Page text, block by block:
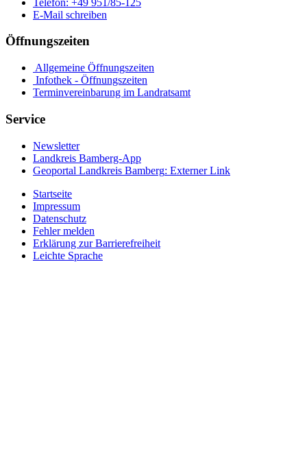
E-Mail schreiben
Öffnungszeiten
Allgemeine Öffnungszeiten
Infothek - Öffnungszeiten
Terminvereinbarung im Landratsamt
Service
Newsletter
Landkreis Bamberg-App
Geoportal Landkreis Bamberg: Externer Link
Startseite
Impressum
Datenschutz
Fehler melden
Erklärung zur Barrierefreiheit
Leichte Sprache